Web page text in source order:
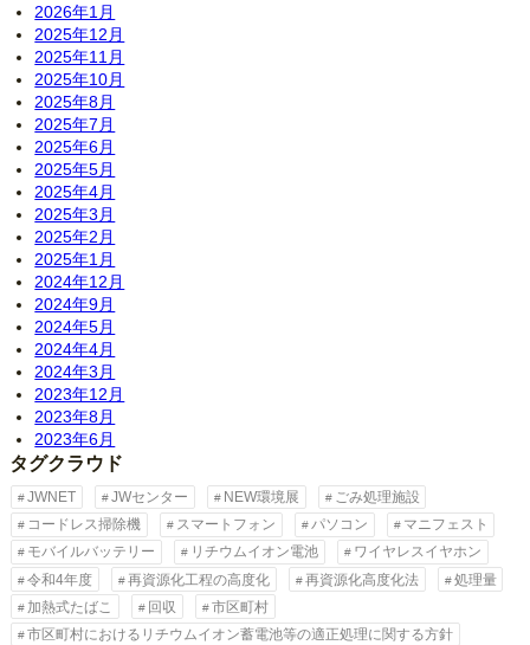
2026年1月
2025年12月
2025年11月
2025年10月
2025年8月
2025年7月
2025年6月
2025年5月
2025年4月
2025年3月
2025年2月
2025年1月
2024年12月
2024年9月
2024年5月
2024年4月
2024年3月
2023年12月
2023年8月
2023年6月
タグクラウド
JWNET JWセンター NEW環境展
ごみ処理施設
コードレス掃除機
スマートフォン パソコン
マニフェスト
モバイルバッテリー
リチウムイオン電池
ワイヤレスイヤホン
令和4年度
再資源化工程の高度化 再資源化高度化法
処理量
加熱式たばこ
回収
市区町村
市区町村におけるリチウムイオン蓄電池等の適正処理に関する方針